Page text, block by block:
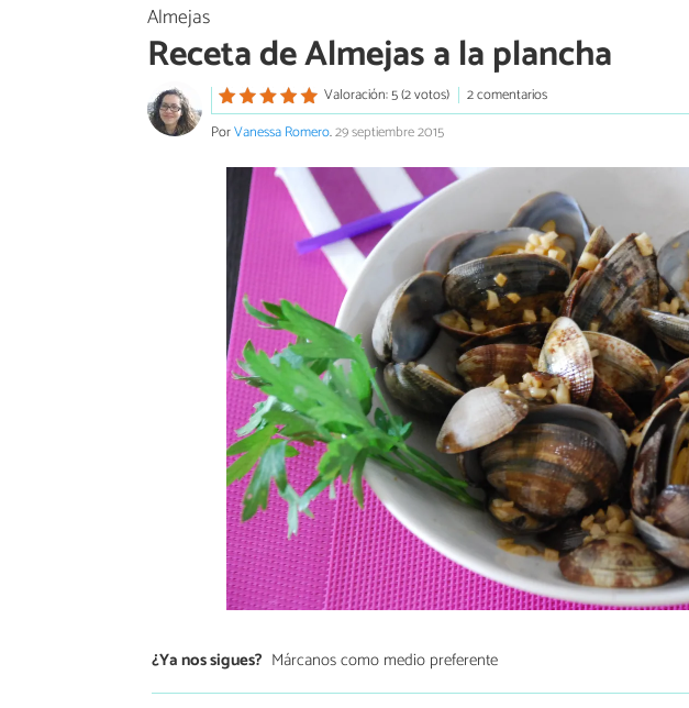
Almejas
Receta de Almejas a la plancha
Valoración: 5 (2 votos)
2 comentarios
PorVanessa Romero.29 septiembre 2015
¿Ya nos sigues? Márcanos como medio preferente